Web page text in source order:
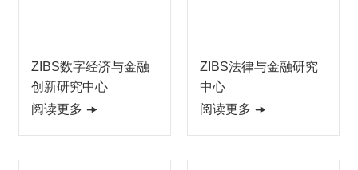
ZIBS数字经济与金融
创新研究中心
阅读更多
ZIBS法律与金融研究
中心
阅读更多